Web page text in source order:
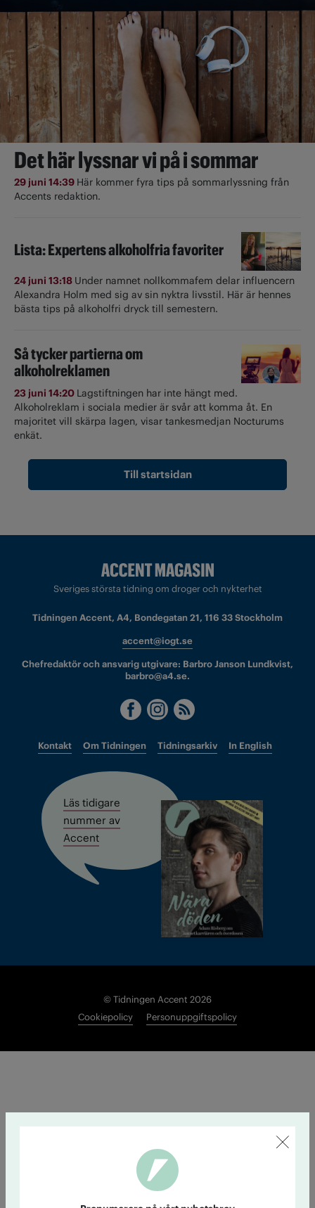
Det här lyssnar vi på i sommar
29 juni 14:39 Här kommer fyra tips på sommarlyssning från
Accents redaktion.
Lista: Expertens alkoholfria favoriter
24 juni 13:18 Under namnet nollkommafem delar influencern
Alexandra Holm med sig av sin nyktra livsstil. Här är hennes
bästa tips på alkoholfri dryck till semestern.
Så tycker partierna om
alkoholreklamen
23 juni 14:20 Lagstiftningen har inte hängt med.
Alkoholreklam i sociala medier är svår att komma åt. En
majoritet vill skärpa lagen, visar tankesmedjan Nocturums
enkät.
Till startsidan
Sveriges största tidning om droger och nykterhet
Tidningen Accent, A4, Bondegatan 21, 116 33 Stockholm
accent@iogt.se
Chefredaktör och ansvarig utgivare: Barbro Janson Lundkvist,
barbro@a4.se.
Kontakt Om Tidningen Tidningsarkiv In English
Läs tidigare
nummer av
Accent
© Tidningen Accent 2026
Cookiepolicy
Personuppgiftspolicy